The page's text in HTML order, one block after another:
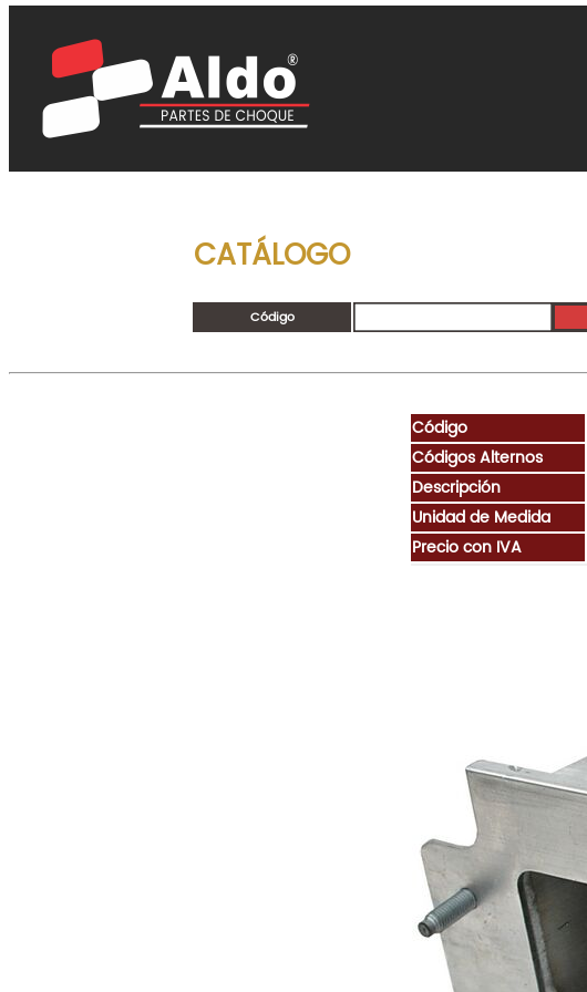
CATÁLOGO
Código
Código
Códigos Alternos
Descripción
Unidad de Medida
Precio con IVA